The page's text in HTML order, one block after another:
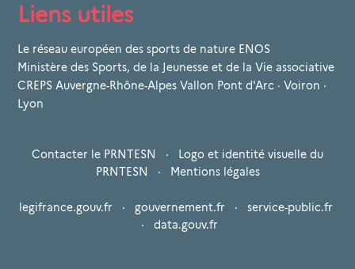
Liens utiles
Le réseau européen des sports de nature ENOS
Ministère des Sports, de la Jeunesse et de la Vie associative
CREPS Auvergne-Rhône-Alpes Vallon Pont d'Arc · Voiron ·
Lyon
Contacter le PRNTESN ·
Logo et identité visuelle du
PRNTESN
· Mentions légales
legifrance.gouv.fr · gouvernement.fr · service-public.fr
· data.gouv.fr